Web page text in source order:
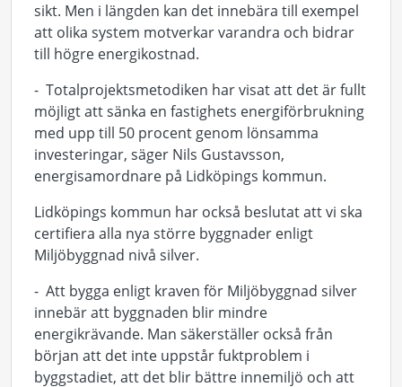
sikt. Men i längden kan det innebära till exempel
att olika system motverkar varandra och bidrar
till högre energikostnad.
- Totalprojektsmetodiken har visat att det är fullt
möjligt att sänka en fastighets energiförbrukning
med upp till 50 procent genom lönsamma
investeringar, säger Nils Gustavsson,
energisamordnare på Lidköpings kommun.
Lidköpings kommun har också beslutat att vi ska
certifiera alla nya större byggnader enligt
Miljöbyggnad nivå silver.
- Att bygga enligt kraven för Miljöbyggnad silver
innebär att byggnaden blir mindre
energikrävande. Man säkerställer också från
början att det inte uppstår fuktproblem i
byggstadiet, att det blir bättre innemiljö och att